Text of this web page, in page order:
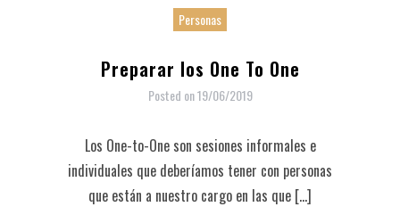
Personas
Preparar los One To One
Posted on19/06/2019
Los One-to-One son sesiones informales e
individuales que deberíamos tener con personas
que están a nuestro cargo en las que […]